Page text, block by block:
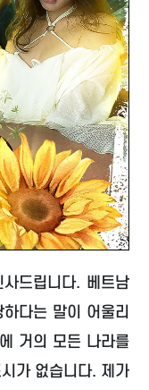
드립니다. 베트남
다는 말이 어울리
거의 모든 나라를
가 없습니다. 제가